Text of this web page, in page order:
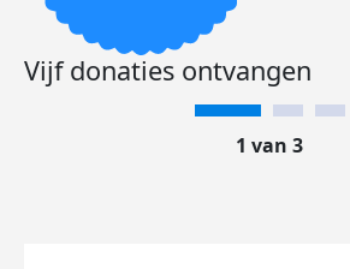
Vijf donaties ontvangen
1 van 3